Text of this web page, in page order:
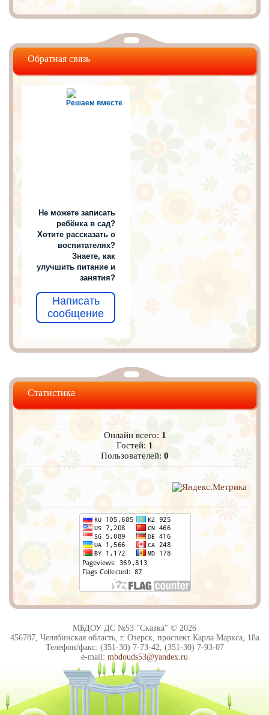
Обратная связь
Решаем вместе
Не можете записать
ребёнка в сад?
Хотите рассказать о
воспитателях?
Знаете, как
улучшить питание и
занятия?
Написать
сообщение
Статистика
Онлайн всего: 1
Гостей: 1
Пользователей:0
МБДОУ ДС №53 "Сказка" © 2026
456787, Челябинская область, г. Озерск, проспект Карла Маркса, 18а
Телефон/факс: (351-30) 7-73-42, (351-30) 7-93-07
e-mail: mbdouds53@yandex.ru